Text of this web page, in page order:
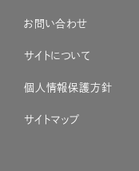
お問い合わせ
サイトについて
個人情報保護方針
サイトマップ